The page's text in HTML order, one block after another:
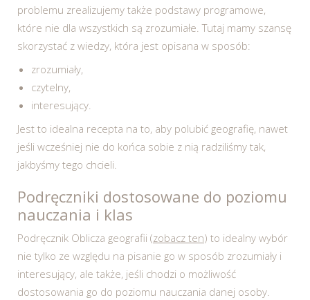
problemu zrealizujemy także podstawy programowe,
które nie dla wszystkich są zrozumiałe. Tutaj mamy szansę
skorzystać z wiedzy, która jest opisana w sposób:
zrozumiały,
czytelny,
interesujący.
Jest to idealna recepta na to, aby polubić geografię, nawet
jeśli wcześniej nie do końca sobie z nią radziliśmy tak,
jakbyśmy tego chcieli.
Podręczniki dostosowane do poziomu
nauczania i klas
Podręcznik Oblicza geografii (zobacz ten) to idealny wybór
nie tylko ze względu na pisanie go w sposób zrozumiały i
interesujący, ale także, jeśli chodzi o możliwość
dostosowania go do poziomu nauczania danej osoby.